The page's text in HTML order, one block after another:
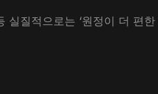
질적으로는 ‘원정이 더 편한